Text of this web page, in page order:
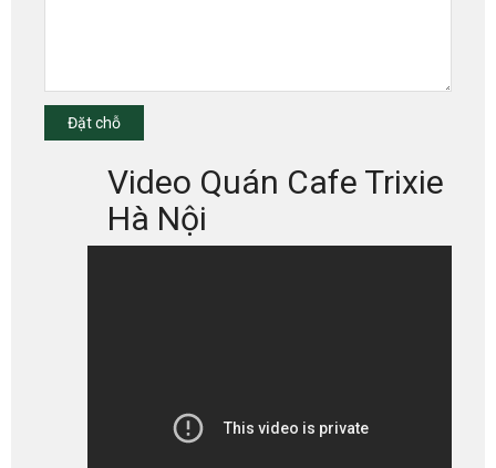
Đặt chỗ
Video Quán Cafe Trixie
Hà Nội